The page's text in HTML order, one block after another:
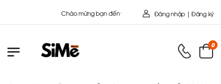
Chào mừng bạn đến với Nội Thất Toàn Cầu - Công ty cổ Phần
Đăng nhập | Đăng ký
0